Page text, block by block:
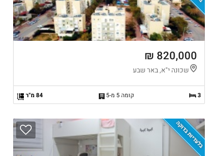
820,000 ₪
שכונה י"א, באר שבע
3 קומה 5 מ-5 84 מ"ר
בלעדיות בדוקה